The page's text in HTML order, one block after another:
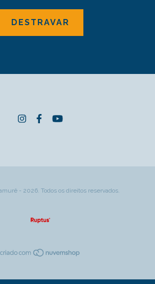
- 2026. Todos os direitos reservados.